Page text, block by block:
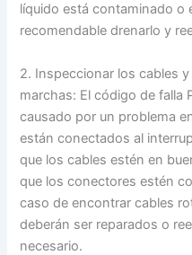
líquido está contaminado o
recomendable drenarlo y
2. Inspeccionar los cables
marchas: El código de falla
causado por un problema
están conectados al
que los cables estén en
que los conectores estén
caso de encontrar cables
deberán ser reparados o
necesario.